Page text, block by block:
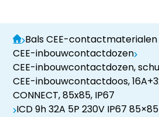
Bals CEE-contactmaterialen
CEE-inbouwcontactdozen
CEE-inbouwcontactdozen,
CEE-inbouwcontactdoos,
CONNECT, 85x85, IP67
ICD 9h 32A 5P 230V IP67